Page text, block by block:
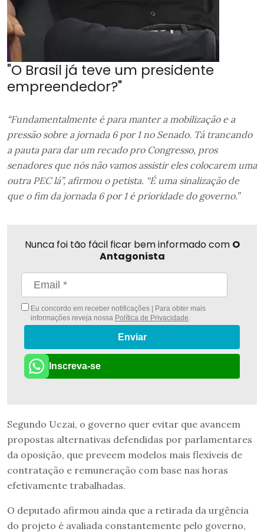
"O Brasil já teve um presidente
empreendedor?"
“Fundamentalmente é para manter a mobilização e a
pressão sobre a jornada 6 por 1 no Senado. Tá trancando
a pauta para dar um recado pro Congresso, pros
senadores que nós não vamos assistir eles colocarem uma
outra PEC lá”, afirmou o petista. “É uma sinalização de
que o fim da jornada 6 por 1 é prioridade do governo.”
Nunca foi tão fácil ficar bem informado com O
Antagonista
Eu concordo em receber notificações | Para obter mais
informações reveja nossa Política de Privacidade.
Enviar
Inscreva-se
Segundo Uczai, o governo quer evitar que avancem
propostas alternativas defendidas por parlamentares
da oposição, que preveem modelos mais flexíveis de
contratação e remuneração com base nas horas
efetivamente trabalhadas.
O deputado afirmou ainda que a retirada da urgência
do projeto é avaliada constantemente pelo governo,